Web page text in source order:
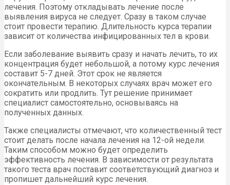
лечения. Поэтому откладывать лечение после
выявления вируса не следует. Сразу в таком случае
стоит провести терапию. Длительность курса терапии
зависит от количества инфицированных тел в крови.
Если заболевание выявить сразу и начать лечить, то их
концентрация будет небольшой, а потому курс лечения
составит 5-7 дней. Этот срок не является
окончательным. В некоторых случаях врач может его
сократить или продлить. Тут решение принимает
специалист самостоятельно, основываясь на
полученных данных.
Также специалисты отмечают, что количественный тест
стоит делать после начала лечения на 12-ой недели.
Таким способом можно будет определить
эффективность лечения. В зависимости от результата
такого теста врач поставит соответствующий диагноз и
пропишет дальнейший курс лечения.